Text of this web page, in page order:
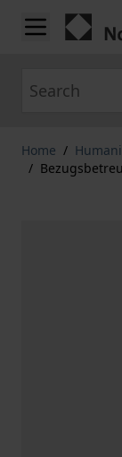
Skip to Content
Home /
/